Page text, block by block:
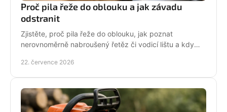
Proč pila řeže do oblouku a jak závadu
odstranit
Zjistěte, proč pila řeže do oblouku, jak poznat
nerovnoměrně nabroušený řetěz či vodicí lištu a kdy
22. července 2026